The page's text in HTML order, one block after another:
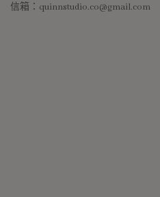
信箱：quinnstudio.co@gmail.com